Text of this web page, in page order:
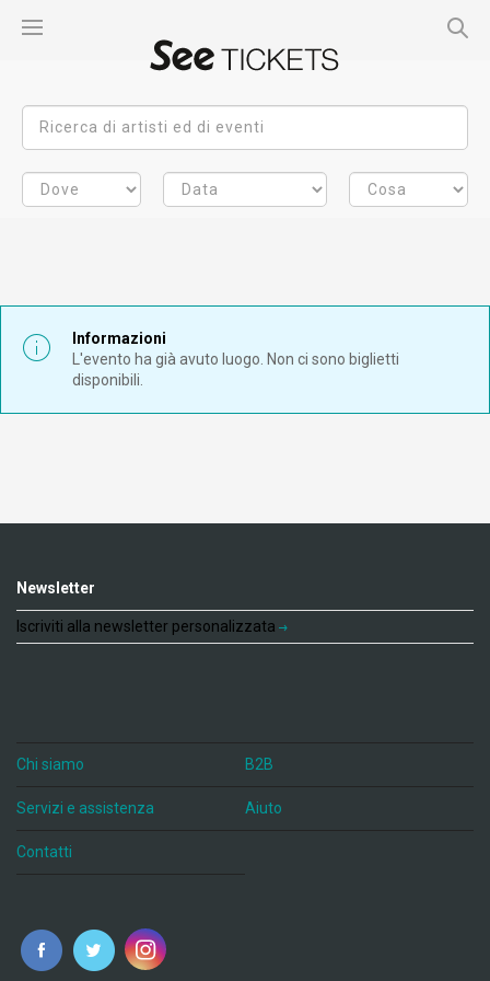
Informazioni
L'evento ha già avuto luogo. Non ci sono biglietti
disponibili.
Newsletter
Iscriviti alla newsletter personalizzata
Chi siamo B2B
Servizi e assistenza Aiuto
Contatti